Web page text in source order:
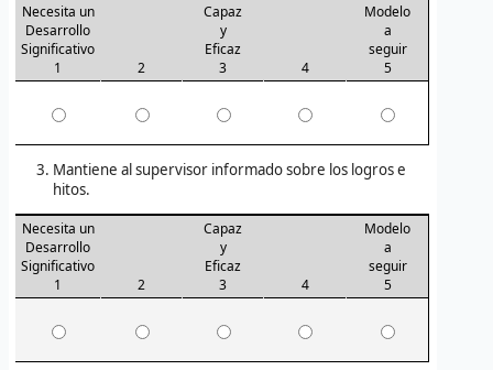
Necesita un
Desarrollo
Significativo
1
2
Capaz
y
Eficaz
3
4
Modelo
a
seguir
5
Mantiene al supervisor informado sobre los logros e
hitos.
Necesita un
Desarrollo
Significativo
1
2
Capaz
y
Eficaz
3
4
Modelo
a
seguir
5